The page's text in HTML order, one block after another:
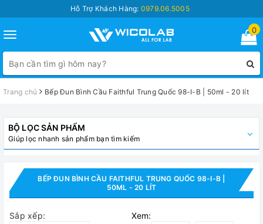
Hỗ Trợ Khách Hàng: 0979.06.5005
Toggle
navigation
0
Trang chủ Bếp Đun Bình Cầu Faithful Trung Quốc 98-I-B | 50ml - 20 lít
BỘ LỌC SẢN PHẨM
Giúp lọc nhanh sản phẩm bạn tìm kiếm
BẾP ĐUN BÌNH CẦU FAITHFUL TRUNG QUỐC 98-I-B |
50ML - 20 LÍT
Sắp xếp:
Xem: